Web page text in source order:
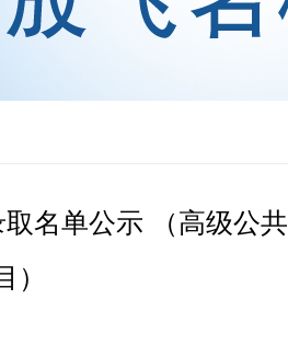
名单公示 （高级公共